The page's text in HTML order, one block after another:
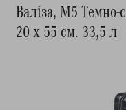
Валіза, M5 Темно-
20 x 55 см. 33,5 л